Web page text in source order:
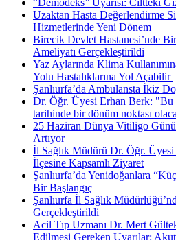
Uzaktan Hasta Değerlendirme
Hizmetlerinde Yeni Dönem
Birecik Devlet Hastanesi’nde
Ameliyatı Gerçekleştirildi
Yaz Aylarında Klima
Yolu Hastalıklarına Yol Açabilir ​
Şanlıurfa’da Ambulansta İkiz
Dr. Öğr. Üyesi Erhan Berk: "Bu
tarihinde bir dönüm noktası
25 Haziran Dünya Vitiligo
Artıyor
İl Sağlık Müdürü Dr. Öğr.
İlçesine Kapsamlı Ziyaret
Şanlıurfa’da Yenidoğanlara
Bir Başlangıç
Şanlıurfa İl Sağlık
Gerçekleştirildi ​
Acil Tıp Uzmanı Dr. Mert
Edilmesi Gereken Uyarılar: